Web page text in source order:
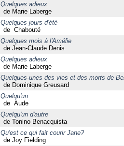
Quelques adieux
de Marie Laberge
Quelques jours d'été
de Chabouté
Quelques mois à l'Amélie
de Jean-Claude Denis
Quelques adieux
de Marie Laberge
Quelques-unes des vies et des morts de
de Dominique Greusard
Quelqu'un
de Aude
Quelqu'un d'autre
de Tonino Benacquista
Qu'est ce qui fait courir Jane?
de Joy Fielding